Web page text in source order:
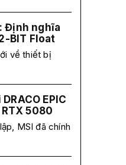
Định nghĩa
BIT Float
về thiết bị
EPIC
5080
MSI đã chính